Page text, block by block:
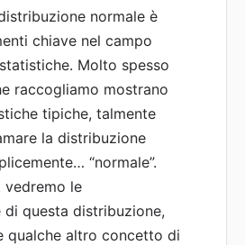
normale è
chiave nel campo
Molto spesso
raccogliamo mostrano
tipiche, talmente
la distribuzione
“normale”.
vedremo le
questa distribuzione,
qualche altro concetto di